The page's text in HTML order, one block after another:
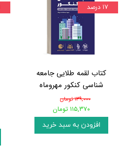
کتاب لقمه طلایی جامعه
شناسی کنکور مهروماه
۱۳۹,۰۰۰ تومان
۱۱۵,۳۷۰ تومان
افزودن به سبد خرید
۱۷ درصد